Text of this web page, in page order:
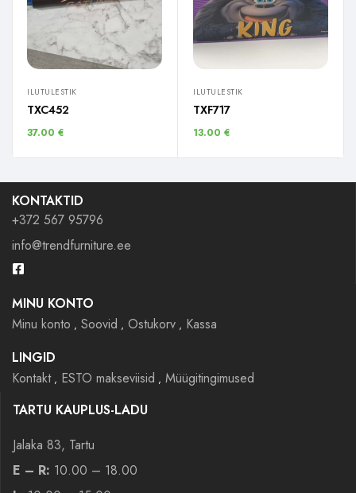
ILUTULESTIK
TXC452
37.00 €
ILUTULESTIK
TXF717
13.00 €
KONTAKTID
+372 567 95796
info@trendfurniture.ee
MINU KONTO
Minu konto
Soovid Ostukorv
Kassa
LINGID
Kontakt
ESTO makseviisid
Müügitingimused
TARTU KAUPLUS-LADU
Jalaka 83, Tartu
E – R: 10.00 – 18.00